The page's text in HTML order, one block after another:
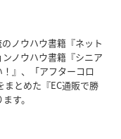
ノウハウ書籍『ネット
ノウハウ書籍『シニア
』、「アフターコロ
まとめた『EC通販で勝
す。